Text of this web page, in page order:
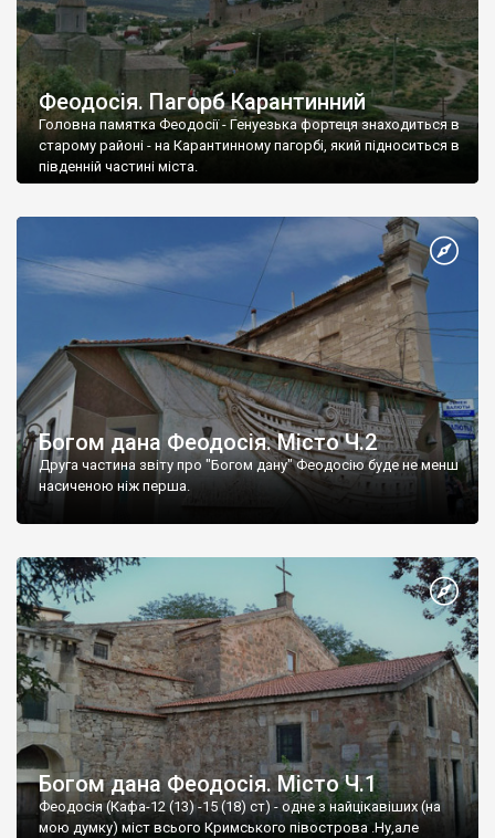
Феодосія. Пагорб Карантинний
Головна памятка Феодосії - Генуезька фортеця знаходиться в
старому районі - на Карантинному пагорбі, який підноситься в
південній частині міста.
Богом дана Феодосія. Місто Ч.2
Друга частина звіту про "Богом дану" Феодосію буде не менш
насиченою ніж перша.
Богом дана Феодосія. Місто Ч.1
Феодосія (Кафа-12 (13) -15 (18) ст) - одне з найцікавіших (на
мою думку) міст всього Кримського півострова .Ну,але